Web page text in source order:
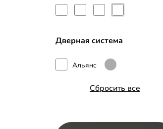
Дверная система
Альянс
Сбросить все